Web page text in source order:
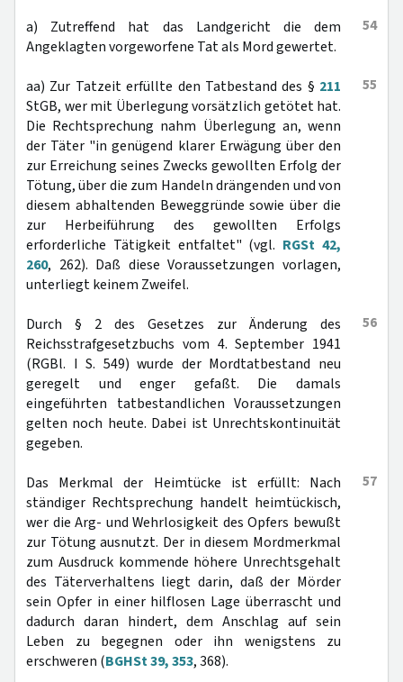
54
a) Zutreffend hat das Landgericht die dem
Angeklagten vorgeworfene Tat als Mord gewertet.
55
aa) Zur Tatzeit erfüllte den Tatbestand des § 211
StGB, wer mit Überlegung vorsätzlich getötet hat.
Die Rechtsprechung nahm Überlegung an, wenn
der Täter "in genügend klarer Erwägung über den
zur Erreichung seines Zwecks gewollten Erfolg der
Tötung, über die zum Handeln drängenden und von
diesem abhaltenden Beweggründe sowie über die
zur Herbeiführung des gewollten Erfolgs
erforderliche Tätigkeit entfaltet" (vgl. RGSt 42,
260, 262). Daß diese Voraussetzungen vorlagen,
unterliegt keinem Zweifel.
56
Durch § 2 des Gesetzes zur Änderung des
Reichsstrafgesetzbuchs vom 4. September 1941
(RGBl. I S. 549) wurde der Mordtatbestand neu
geregelt und enger gefaßt. Die damals
eingeführten tatbestandlichen Voraussetzungen
gelten noch heute. Dabei ist Unrechtskontinuität
gegeben.
57
Das Merkmal der Heimtücke ist erfüllt: Nach
ständiger Rechtsprechung handelt heimtückisch,
wer die Arg- und Wehrlosigkeit des Opfers bewußt
zur Tötung ausnutzt. Der in diesem Mordmerkmal
zum Ausdruck kommende höhere Unrechtsgehalt
des Täterverhaltens liegt darin, daß der Mörder
sein Opfer in einer hilflosen Lage überrascht und
dadurch daran hindert, dem Anschlag auf sein
Leben zu begegnen oder ihn wenigstens zu
erschweren (BGHSt 39, 353, 368).